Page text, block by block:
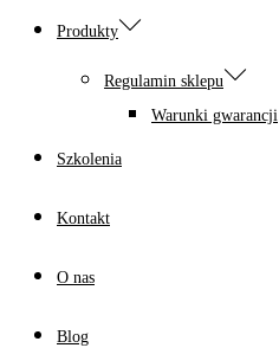
Produkty
Regulamin sklepu
Warunki gwarancji
Szkolenia
Kontakt
O nas
Blog